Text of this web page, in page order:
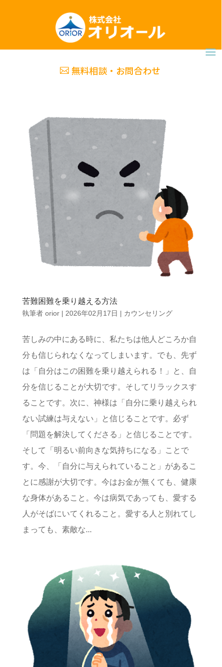
無料相談・お問合わせ
苦難困難を乗り越える方法
執筆者 orior| 2026年02月17日 | カウンセリング
苦しみの中にある時に、私たちは他人どころか自
分も信じられなくなってしまいます。でも、先ず
は「自分はこの困難を乗り越えられる！」と、自
分を信じることが大切です。そしてリラックスす
ることです。次に、神様は「自分に乗り越えられ
ない試練は与えない」と信じることです。必ず
「問題を解決してくださる」と信じることです。
そして「明るい前向きな気持ちになる」ことで
す。今、「自分に与えられていること」があるこ
とに感謝が大切です。今はお金が無くても、健康
な身体があること。今は病気であっても、愛する
人がそばにいてくれること。愛する人と別れてし
まっても、素敵な...